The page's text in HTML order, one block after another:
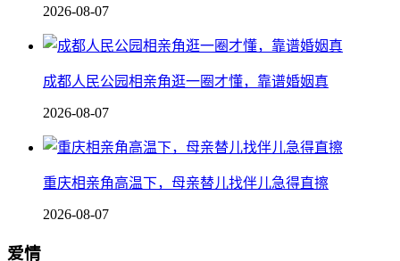
2026-08-07
成都人民公园相亲角逛一圈才懂，靠谱婚姻真
2026-08-07
重庆相亲角高温下，母亲替儿找伴儿急得直擦
2026-08-07
爱情